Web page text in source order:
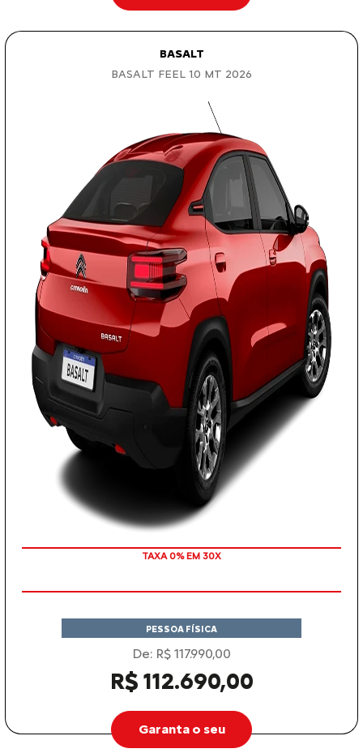
BASALT
BASALT FEEL 1.0 MT 2026
TAXA 0% EM 30X
PESSOA FÍSICA
De: R$ 117.990,00
R$ 112.690,00
Garanta o seu